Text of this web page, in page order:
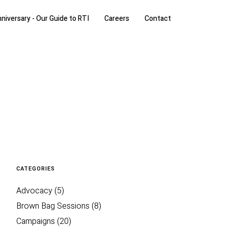
- Our Guide to RTI Careers Contact
CATEGORIES
Advocacy(5)
Brown Bag Sessions (8)
Campaigns (20)